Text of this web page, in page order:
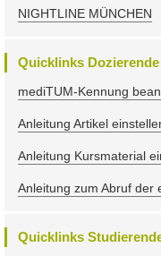
NIGHTLINE MÜNCHEN
Quicklinks Dozierende
mediTUM-Kennung
Anleitung Artikel
Anleitung Kursmaterial
Anleitung zum Abruf der
Quicklinks